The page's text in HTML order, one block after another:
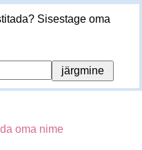
Sisestage oma
oma nime